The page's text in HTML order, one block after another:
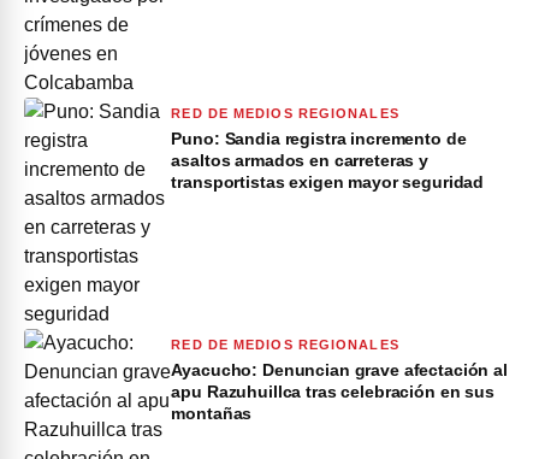
RED DE MEDIOS REGIONALES
Puno: Sandia registra incremento de
asaltos armados en carreteras y
transportistas exigen mayor seguridad
RED DE MEDIOS REGIONALES
Ayacucho: Denuncian grave afectación al
apu Razuhuillca tras celebración en sus
montañas